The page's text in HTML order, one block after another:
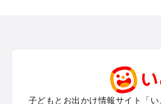
関西のプールおでかけ
中国･四国のプールおでかけ
子どもとお出かけ情報サイト「